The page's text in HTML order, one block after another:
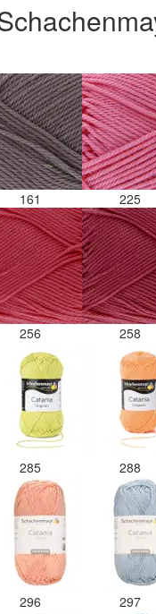
161 225
256 258
285 288
296 297